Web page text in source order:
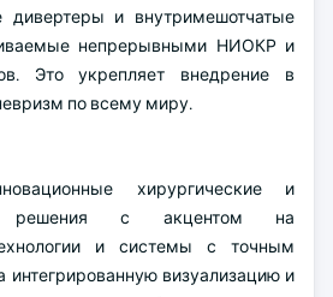
дивертеры и внутримешотчатые
непрерывными НИОКР и
Это укрепляет внедрение в
по всему миру.
хирургические и
решения с акцентом на
и системы с точным
интегрированную визуализацию и